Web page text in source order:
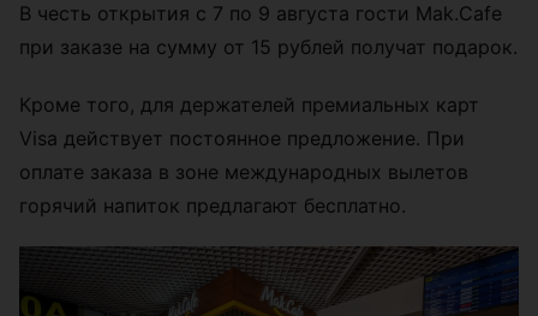
В честь открытия с 7 по 9 августа гости Mak.Cafe
при заказе на сумму от 15 рублей получат подарок.
Кроме того, для держателей премиальных карт
Visa действует постоянное предложение. При
оплате заказа в зоне международных вылетов
горячий напиток предлагают бесплатно.